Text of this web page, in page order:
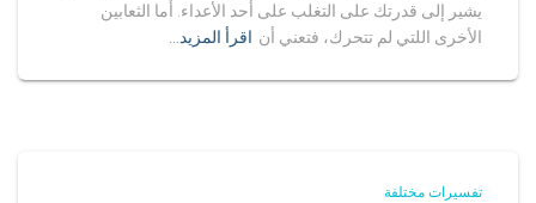
يشير إلى قدرتك على التغلب على أحد الأعداء. أما الثعابين
الأخرى اللتي لم تتحرك، فتعني أن اقرأ المزيد…
تفسيرات مختلفة